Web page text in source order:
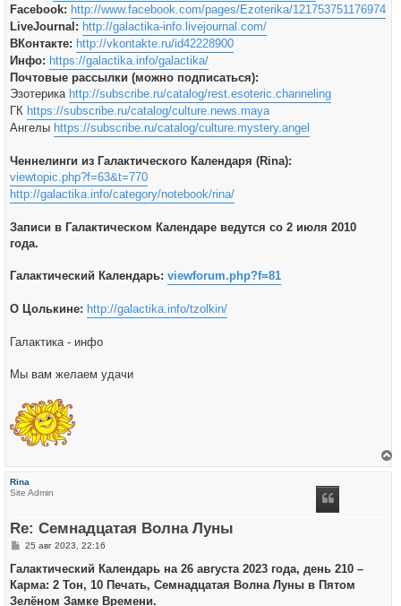
Facebook: http://www.facebook.com/pages/Ezoterika/121753751176974
LiveJournal: http://galactika-info.livejournal.com/
ВКонтакте: http://vkontakte.ru/id42228900
Инфо: https://galactika.info/galactika/
Почтовые рассылки (можно подписаться):
Эзотерика http://subscribe.ru/catalog/rest.esoteric.channeling
ГК https://subscribe.ru/catalog/culture.news.maya
Ангелы https://subscribe.ru/catalog/culture.mystery.angel
Ченнелинги из Галактического Календаря (Rina):
viewtopic.php?f=63&t=770
http://galactika.info/category/notebook/rina/
Записи в Галактическом Календаре ведутся со 2 июля 2010
года.
Галактический Календарь: viewforum.php?f=81
О Цолькине: http://galactika.info/tzolkin/
Галактика - инфо
Мы вам желаем удачи
Rina
Site Admin
Re: Семнадцатая Волна Луны
С
о
щ
е
25 авг 2023, 22:16
Галактический Календарь на 26 августа 2023 года, день 210 –
Карма: 2 Тон, 10 Печать, Семнадцатая Волна Луны в Пятом
Зелёном Замке Времени.